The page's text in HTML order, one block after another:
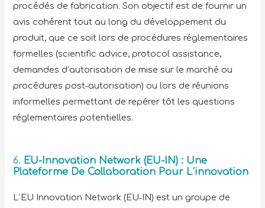
procédés de fabrication. Son objectif est de fournir un
avis cohérent tout au long du développement du
produit, que ce soit lors de procédures réglementaires
formelles (scientific advice, protocol assistance,
demandes d’autorisation de mise sur le marché ou
procédures post‑autorisation) ou lors de réunions
informelles permettant de repérer tôt les questions
réglementaires potentielles.
6. EU-Innovation Network (EU-IN) : Une
Plateforme De Collaboration Pour L’innovation
L’EU Innovation Network (EU‑IN) est un groupe de